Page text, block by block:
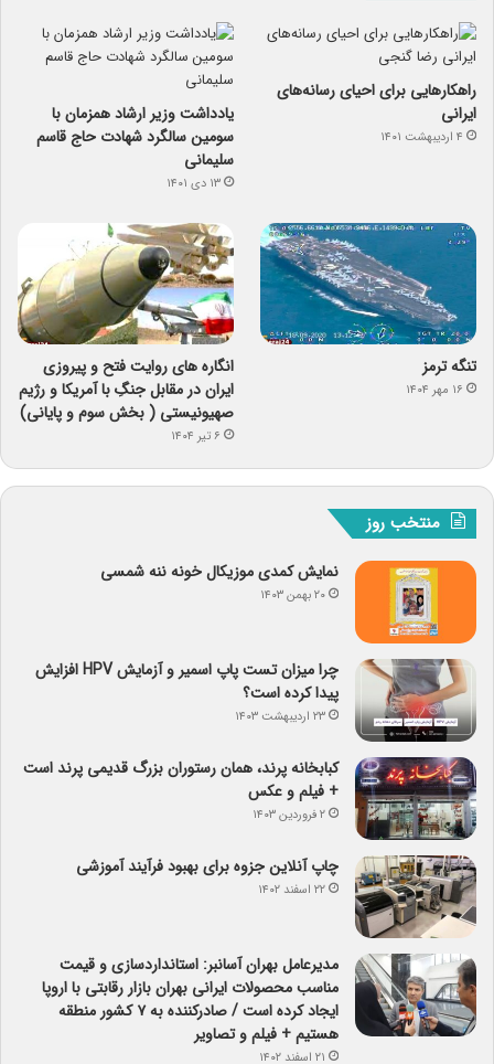
راهکارهایی برای احیای رسانه‌های
ایرانی
۴ اردیبهشت ۱۴۰۱
یادداشت وزیر ارشاد همزمان با
سومین سالگرد شهادت حاج قاسم
سلیمانی
۱۳ دی ۱۴۰۱
تنگه ترمز
۱۶ مهر ۱۴۰۴
انگاره های روایت فتح و پیروزی
ایران در مقابل جنگِ با آمریکا و رژیم
صهیونیستی ( بخش سوم و پایانی)
۶ تیر ۱۴۰۴
منتخب روز
نمایش کمدی موزیکال خونه ننه شمسی
۲۰ بهمن ۱۴۰۳
چرا میزان تست پاپ اسمیر و آزمایش HPV افزایش
پیدا کرده است؟
۲۳ اردیبهشت ۱۴۰۳
کبابخانه پرند، همان رستوران بزرگ قدیمی پرند است
+ فیلم و عکس
۲ فروردین ۱۴۰۳
چاپ آنلاین جزوه برای بهبود فرآیند آموزشی
۲۲ اسفند ۱۴۰۲
مدیرعامل بهران آسانبر: استانداردسازی و قیمت
مناسب محصولات ایرانی بهران بازار رقابتی با اروپا
ایجاد کرده است / صادرکننده به ۷ کشور منطقه
هستیم + فیلم و تصاویر
۲۱ اسفند ۱۴۰۲